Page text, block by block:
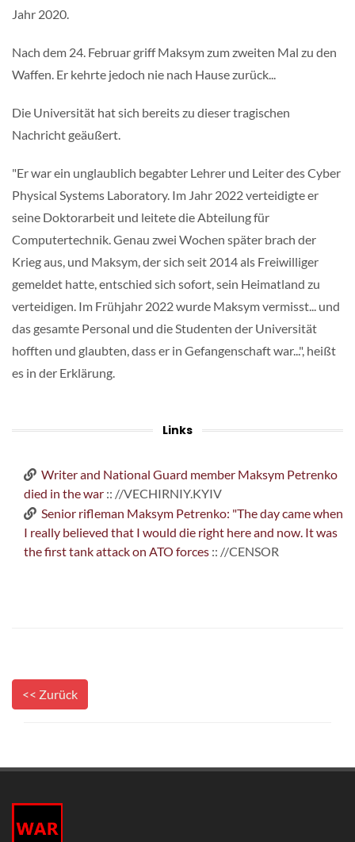
Jahr 2020.
Nach dem 24. Februar griff Maksym zum zweiten Mal zu den
Waffen. Er kehrte jedoch nie nach Hause zurück...
Die Universität hat sich bereits zu dieser tragischen
Nachricht geäußert.
"Er war ein unglaublich begabter Lehrer und Leiter des Cyber
Physical Systems Laboratory. Im Jahr 2022 verteidigte er
seine Doktorarbeit und leitete die Abteilung für
Computertechnik. Genau zwei Wochen später brach der
Krieg aus, und Maksym, der sich seit 2014 als Freiwilliger
gemeldet hatte, entschied sich sofort, sein Heimatland zu
verteidigen. Im Frühjahr 2022 wurde Maksym vermisst... und
das gesamte Personal und die Studenten der Universität
hofften und glaubten, dass er in Gefangenschaft war...", heißt
es in der Erklärung.
Links
Writer and National Guard member Maksym Petrenko
died in the war :: //VECHIRNIY.KYIV
Senior rifleman Maksym Petrenko: "The day came when
I really believed that I would die right here and now. It was
the first tank attack on ATO forces :: //CENSOR
<< Zurück